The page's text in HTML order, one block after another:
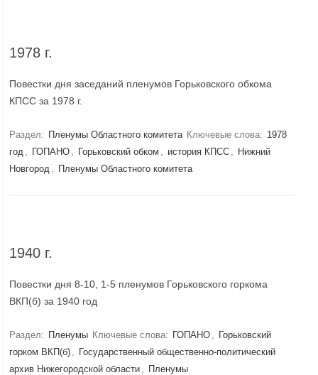
1978 г.
Повестки дня заседаний пленумов Горьковского обкома
КПСС за 1978 г.
Раздел: Пленумы Областного комитета Ключевые слова: 1978
год , ГОПАНО , Горьковский обком , история КПСС , Нижний
Новгород , Пленумы Областного комитета
1940 г.
Повестки дня 8-10, 1-5 пленумов Горьковского горкома
ВКП(б) за 1940 год
Раздел: Пленумы Ключевые слова: ГОПАНО , Горьковский
горком ВКП(б) , Государственный общественно-политический
архив Нижегородской области , Пленумы